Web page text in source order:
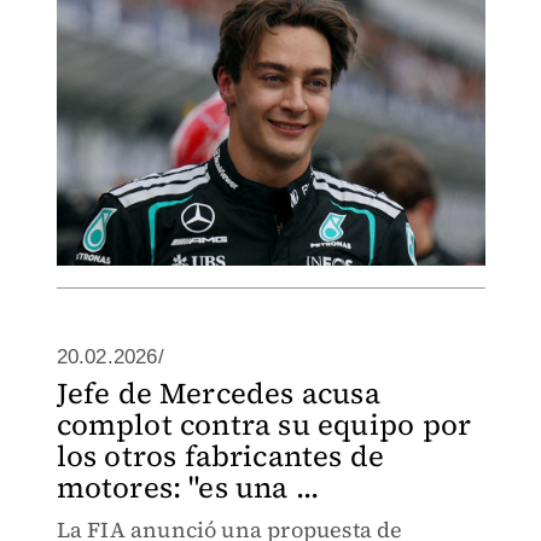
20.02.2026/
Jefe de Mercedes acusa
complot contra su equipo por
los otros fabricantes de
motores: "es una ...
La FIA anunció una propuesta de